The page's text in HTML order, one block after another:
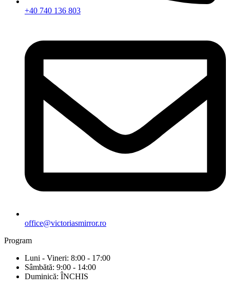
+40 740 136 803
office@victoriasmirror.ro
Program
Luni - Vineri: 8:00 - 17:00
Sâmbătă: 9:00 - 14:00
Duminică: ÎNCHIS